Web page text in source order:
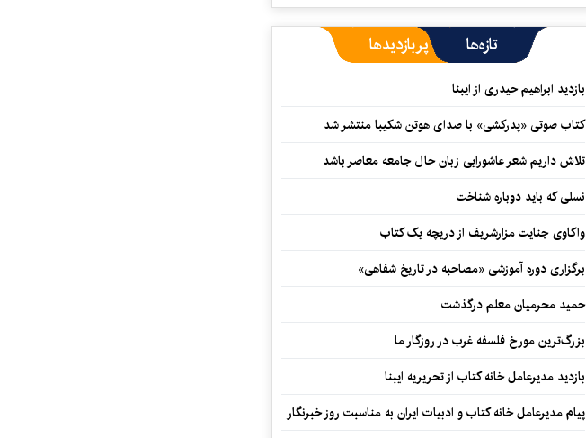
تازه‌ها پربازدیدها
بازدید ابراهیم حیدری از ایبنا
کتاب صوتی «پدرکشی» با صدای هوتن شکیبا منتشر شد
تلاش داریم شعر عاشورایی زبان حال جامعه معاصر باشد
نسلی که باید دوباره شناخت
واکاوی جنایت مزارشریف از دریچه یک کتاب
برگزاری دوره آموزشی «مصاحبه در تاریخ شفاهی»
حمید محرمیان معلم درگذشت
بزرگ‌ترین مورخ فلسفه غرب در روزگار ما
بازدید مدیرعامل خانه کتاب از تحریریه ایبنا
پیام مدیرعامل خانه کتاب و ادبیات ایران به مناسبت روز خبرنگار